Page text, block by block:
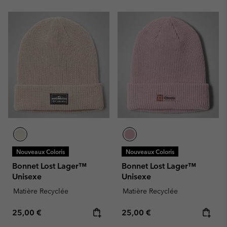
Nouveaux Coloris
Bonnet Lost Lager™
Unisexe
Matière Recyclée
Regular price:
25,00 €
Nouveaux Coloris
Bonnet Lost Lager™
Unisexe
Matière Recyclée
Regular price:
25,00 €